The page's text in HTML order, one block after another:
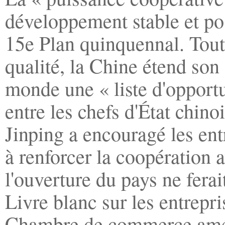
développement stable et
15e Plan quinquennal.
qualité, la Chine étend
monde une « liste
entre les chefs d'État
Jinping a encouragé les
à renforcer la coopération
l'ouverture du pays ne
Livre blanc sur les